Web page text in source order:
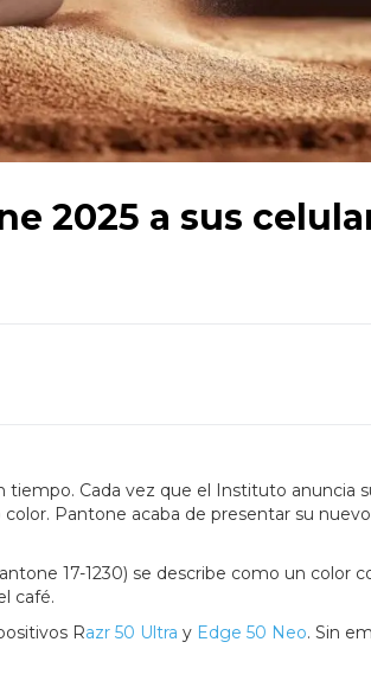
2025 a sus
Cada vez que el Instituto anuncia
Pantone acaba de presentar su
17-1230) se describe como un color
café.
Razr 50 Ultra y Edge 50 Neo. Sin